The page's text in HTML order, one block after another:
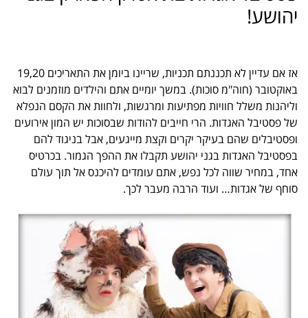
יהושע!
אז אם עדיין לא תכננתם תכניות, שריינו ביומן את התאריכים 19,20
באוקטובר (חוה"מ סוכות). במשך יומיים אתם והילדים מוזמנים לבוא
וליהנות משלל חוויות מפתיעות ומרגשות, ולחוות את הקסם הנפלא
של פסטיבל האגדות. הרי חייבים להודות שבסוכות יש המון אירועים
ופסטיבלים שהם בעיקר יקרים וקצת מייגעים, אבל בניגוד להם
בפסטיבל האגדות בגני יהושע תקבלו את ההפך הגמור. בכרטיס
אחד, במחיר שווה לכל נפש, אתם עומדים להיכנס אל תוך עולם
סוחף של אגדות… ועוד הרבה מעבר לכך.